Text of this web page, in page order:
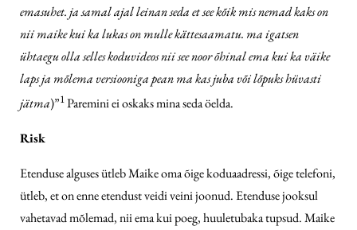
emasuhet. ja samal ajal leinan seda et see kõik mis nemad kaks on
nii maike kui ka lukas on mulle kättesaamatu. ma igatsen
ühtaegu olla selles koduvideos nii see noor õhinal ema kui ka väike
laps ja mõlema versiooniga pean ma kas juba või lõpuks hüvasti
jätma)”1Paremini ei oskaks mina seda öelda.
Risk
Etenduse alguses ütleb Maike oma õige koduaadressi, õige telefoni,
ütleb, et on enne etendust veidi veini joonud. Etenduse jooksul
vahetavad mõlemad, nii ema kui poeg, huuletubaka tupsud. Maike